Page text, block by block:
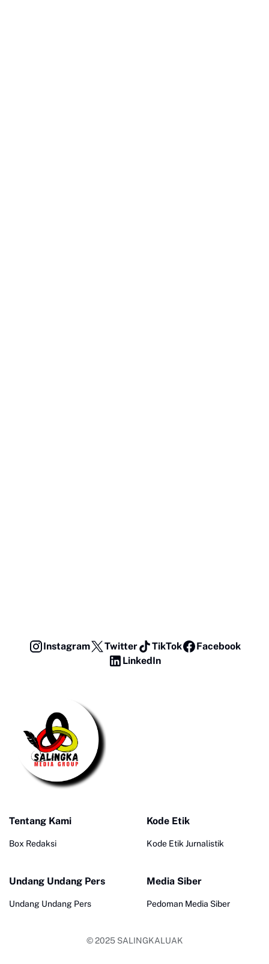
Instagram Twitter TikTok
Facebook
LinkedIn
Tentang Kami
Box Redaksi
Kode Etik
Kode Etik Jurnalistik
Undang Undang Pers
Undang Undang Pers
Media Siber
Pedoman Media Siber
© 2025 SALINGKALUAK